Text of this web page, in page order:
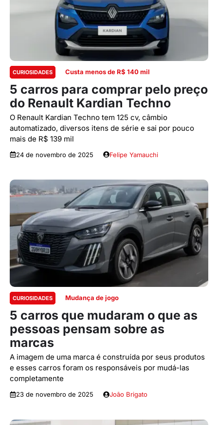
CURIOSIDADES Custa menos de R$ 140 mil
5 carros para comprar pelo preço
do Renault Kardian Techno
O Renault Kardian Techno tem 125 cv, câmbio
automatizado, diversos itens de série e sai por pouco
mais de R$ 139 mil
24 de novembro de 2025 Felipe Yamauchi
CURIOSIDADES Mudança de jogo
5 carros que mudaram o que as
pessoas pensam sobre as
marcas
A imagem de uma marca é construída por seus produtos
e esses carros foram os responsáveis por mudá-las
completamente
23 de novembro de 2025 João Brigato